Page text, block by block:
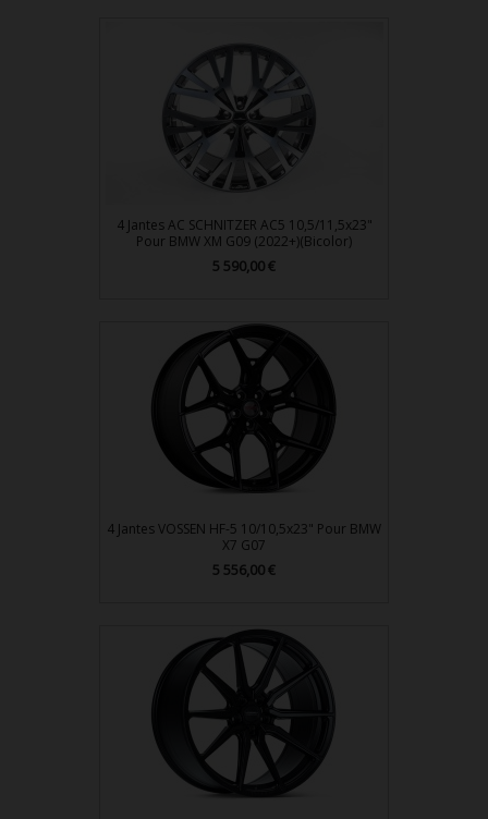
4 Jantes AC SCHNITZER AC5 10,5/11,5x23"
Pour BMW XM G09 (2022+)(Bicolor)
Prix
5 590,00 €
4 Jantes VOSSEN HF-5 10/10,5x23" Pour BMW
X7 G07
Prix
5 556,00 €